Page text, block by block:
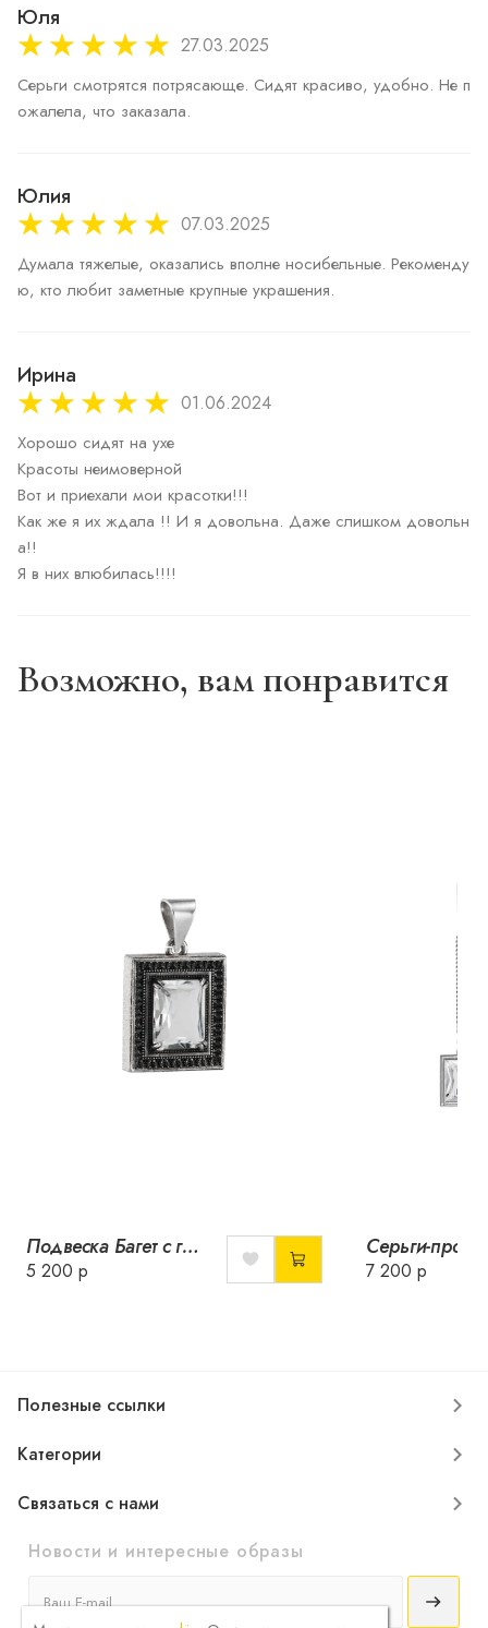
Юля
27.03.2025
Серьги смотрятся потрясающе. Сидят красиво, удобно. Не п
ожалела, что заказала.
Юлия
07.03.2025
Думала тяжелые, оказались вполне носибельные. Рекоменду
ю, кто любит заметные крупные украшения.
Ирина
01.06.2024
Хорошо сидят на ухе
Красоты неимоверной
Вот и приехали мои красотки!!!
Как же я их ждала !! И я довольна. Даже слишком довольн
а!!
Возможно, вам понравится
Подвеска Багет с горным хрусталем
5 200 р 7 200 р
Полезные ссылки
Категории
Связаться с нами
Новости и интересные образы